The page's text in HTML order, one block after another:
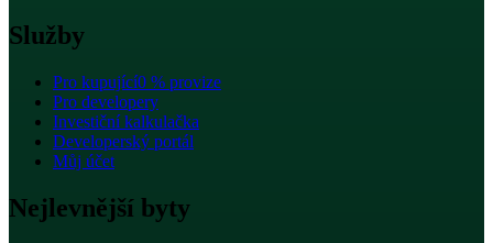
Služby
Pro kupující0 % provize
Pro developery
Investiční kalkulačka
Developerský portál
Můj účet
Nejlevnější byty